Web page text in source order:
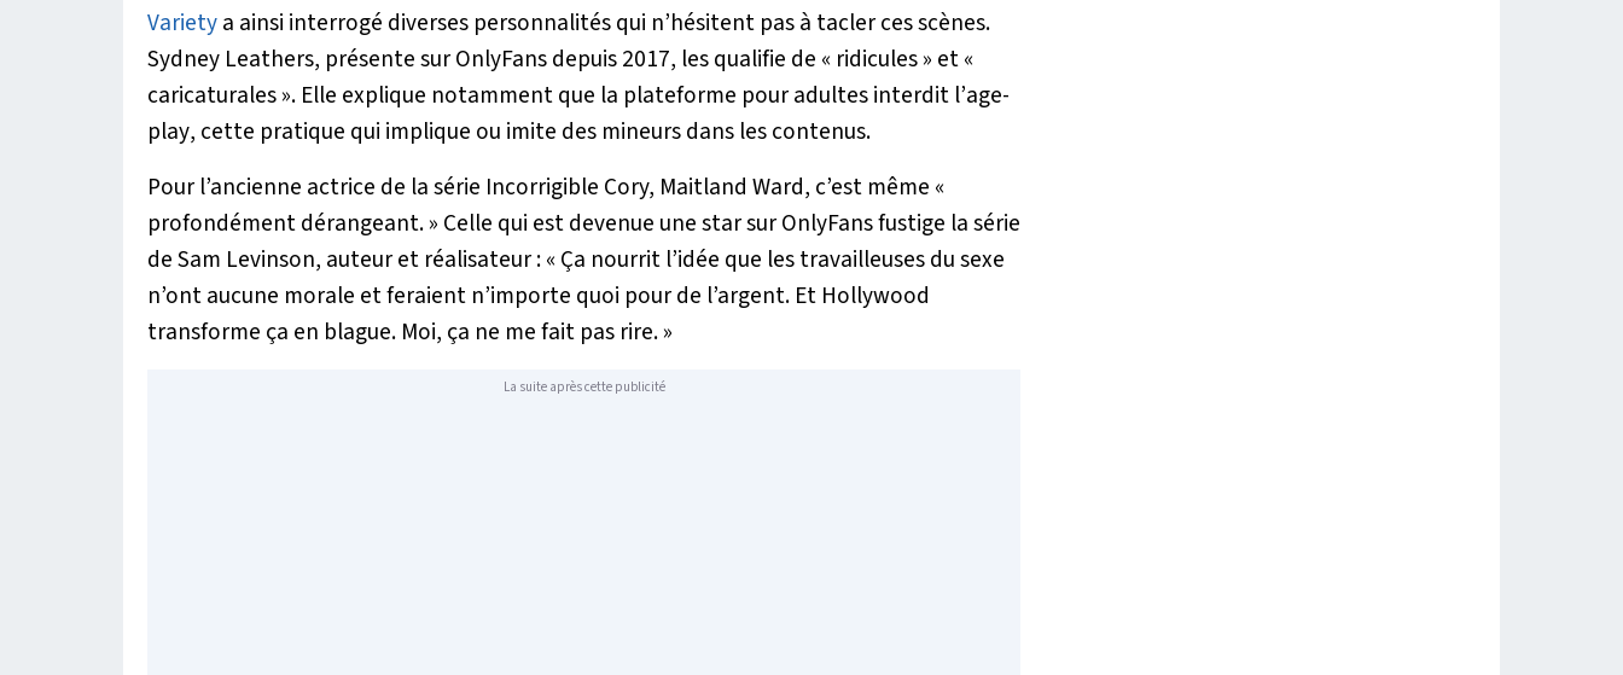
Varietya ainsi interrogé diverses personnalités qui n’hésitent pas à tacler ces scènes.
Sydney Leathers, présente sur OnlyFans depuis 2017, les qualifie de « ridicules» et «
caricaturales». Elle explique notamment que la plateforme pour adultes interdit l’age-
play, cette pratique qui implique ou imite des mineurs dans les contenus.
Pour l’ancienne actrice de la série Incorrigible Cory, Maitland Ward, c’est même «
profondément dérangeant. » Celle qui est devenue une star sur OnlyFans fustige la série
de Sam Levinson, auteur et réalisateur : « Ça nourrit l’idée que les travailleuses du sexe
n’ont aucune morale et feraient n’importe quoi pour de l’argent. Et Hollywood
transforme ça en blague. Moi, ça ne me fait pas rire. »
La suite après cette publicité